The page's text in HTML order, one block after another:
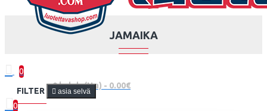
0
0 kohde(tta) - 0.00€
0
JAMAIKA
FILTER asia selvä